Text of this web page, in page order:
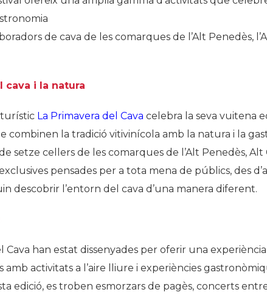
de cava de les comarques de l’Alt Penedès,
cava i la natura
La Primavera del Cava celebra la seva vuitena
combinen la tradició vitivinícola amb la natura i la
setze cellers de les comarques de l’Alt Penedès, Alt
pensades per a tota mena de públics, des
descobrir l’entorn del cava d’una manera diferent.
Cava han estat dissenyades per oferir una
activitats a l’aire lliure i experiències
edició, es troben esmorzars de pagès, concerts